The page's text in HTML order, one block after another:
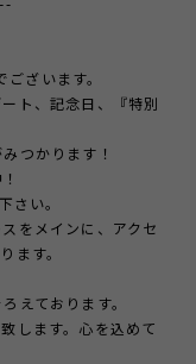
ざいます。
ト、記念日、『特別
つかります！
さい。
をメインに、アクセ
ます。
えております。
します。心を込めて